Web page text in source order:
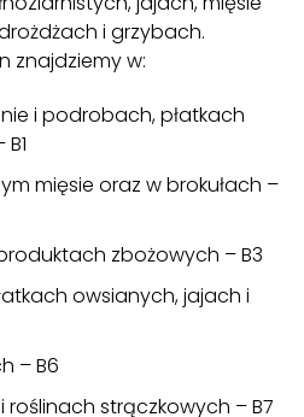
i grzybach.
znajdziemy w:
i podrobach, płatkach
mięsie oraz w brokułach –
zbożowych – B3
owsianych, jajach i
– B6
roślinach strączkowych – B7